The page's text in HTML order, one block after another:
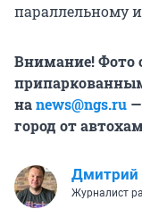
параллельному
Внимание! Фото
наnews@ngs.ru
город от
Дмитрий
Журналист